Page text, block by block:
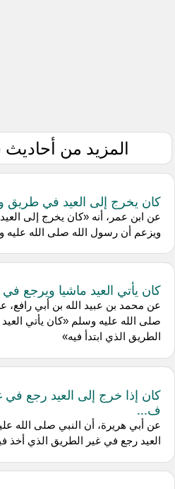
المزيد من
كان يخرج إلى العيد في
عن ابن عمر، أنه «كان يخرج إلى
ويزعم أن رسول الله صلى الله
كان يأتي العيد ماشيا ويرجع
عن محمد بن عبيد الله بن أبي رافع،
صلى الله عليه وسلم «كان يأتي
الطريق الذي ابتدأ فيه»
كان إذا خرج إلى العيد رجع في
ف...
عن أبي هريرة، أن النبي صلى الله
العيد رجع في غير الطريق الذي أخذ